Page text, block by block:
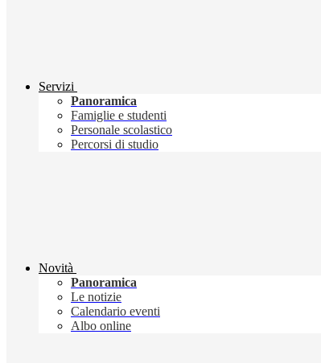
Servizi
Panoramica
Famiglie e studenti
Personale scolastico
Percorsi di studio
Novità
Panoramica
Le notizie
Calendario eventi
Albo online